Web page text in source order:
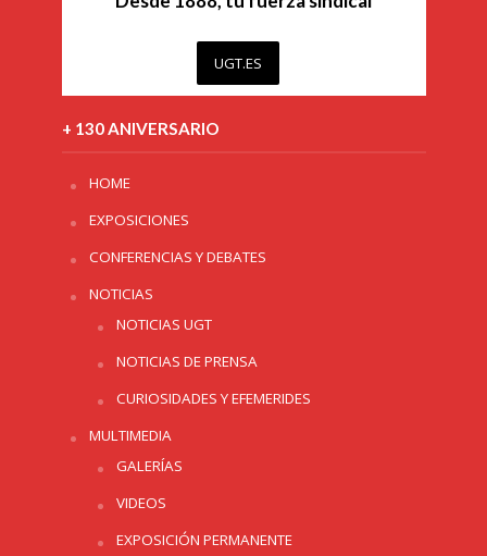
UGT.ES
+ 130 ANIVERSARIO
HOME
EXPOSICIONES
CONFERENCIAS Y DEBATES
NOTICIAS
NOTICIAS UGT
NOTICIAS DE PRENSA
CURIOSIDADES Y EFEMERIDES
MULTIMEDIA
GALERÍAS
VIDEOS
EXPOSICIÓN PERMANENTE